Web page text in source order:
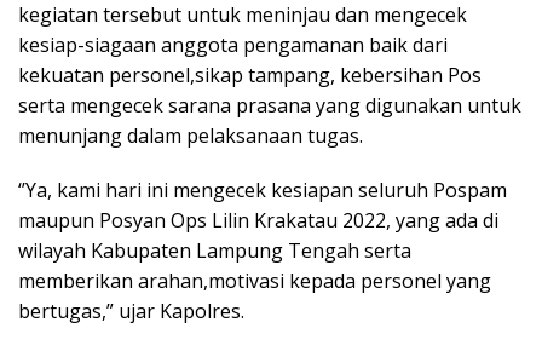
kegiatan tersebut untuk meninjau dan mengecek
kesiap-siagaan anggota pengamanan baik dari
kekuatan personel,sikap tampang, kebersihan Pos
serta mengecek sarana prasana yang digunakan untuk
menunjang dalam pelaksanaan tugas.
‘’Ya, kami hari ini mengecek kesiapan seluruh Pospam
maupun Posyan Ops Lilin Krakatau 2022, yang ada di
wilayah Kabupaten Lampung Tengah serta
memberikan arahan,motivasi kepada personel yang
bertugas,” ujar Kapolres.